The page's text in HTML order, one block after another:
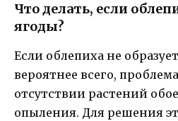
Что делать, если
ягоды?
Если облепиха не
вероятнее всего,
отсутствии растений
опыления. Для решения